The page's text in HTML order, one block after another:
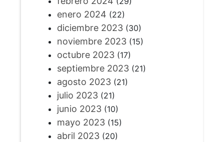
enero 2024 (22)
diciembre 2023(30)
noviembre 2023(15)
octubre 2023(17)
septiembre 2023(21)
agosto 2023(21)
julio 2023(21)
junio 2023(10)
mayo 2023(15)
abril 2023(20)